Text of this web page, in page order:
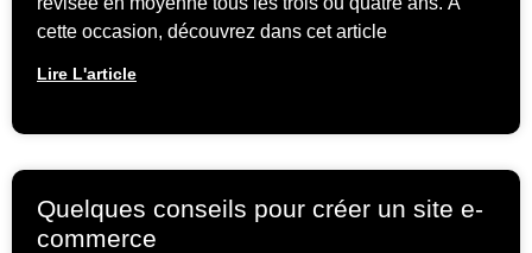
cette occasion, découvrez dans cet article
Lire L'article
Quelques conseils pour créer un site e-
commerce